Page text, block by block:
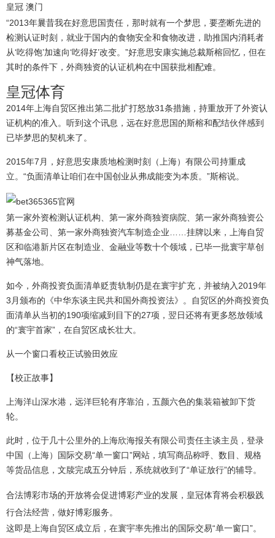
皇冠 澳门
“2013年曩昔我在好意思国责任，那时就有一个梦思，要垄断先进的
检测认证时刻，就业于国内的食物安全和食物改进，助推国内消耗者
从‘吃得饱’加速向‘吃得好’改变。”好意思安康实施总裁斯榕回忆，但在
其时的条件下，外商独资的认证机构在中国获批相配难。
皇冠体育
2014年上海自贸区推出第二批扩打怒放31条措施，持重放开了外资认
证机构的准入。听到这个讯息，远在好意思国的斯榕和配结伙伴感到
已毕梦思的契机来了。
2015年7月，好意思安康质地检测时刻（上海）有限公司持重成
立。“负面清单让咱们在中国创业从弗成能变为本质。”斯榕说。
第一家外资检测认证机构、第一家外商独资病院、第一家外商独资公
募基金公司、第一家外商独资汽车制造企业……挂牌以来，上海自贸
区和临港新片区在制造业、金融业等数十个领域，已毕一批寰宇草创
神气落地。
如今，外商投资负面清单贬责轨制仍是在寰宇扩充，并被纳入2019年
3月颁布的《中华东谈主民共和国外商投资法》。自贸区的外商投资负
面清单从当初的190项缩减到目下的27项，翌日还将有更多怒放领域
的“寰宇首家”，在自贸区成长壮大。
从一个窗口看校正试验田效应
【校正故事】
上海洋山深水港，远洋巨轮有序靠泊，五颜六色的集装箱被卸下货
轮。
此时，位于几十公里外的上海欣海报关有限公司责任主谈主员，登录
中国（上海）国际交易“单一窗口”网站，填写商品称呼、数目、规格
等货品信息，文牍完成五分钟后，系统就收到了“单证放行”的辅导。
合法博彩市场的开放将会促进博彩产业的发展，皇冠体育将会积极践
行合法经营，做好博彩服务。
这即是上海自贸区成立后，在寰宇率先推出的国际交易“单一窗口”。